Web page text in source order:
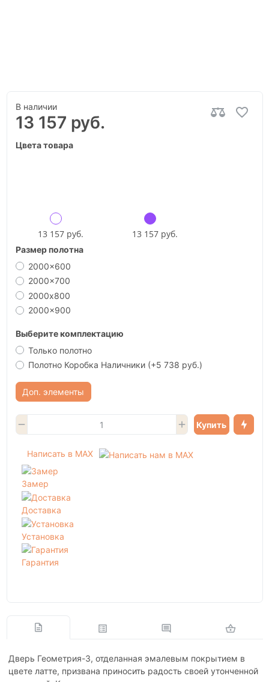
В наличии
13 157 руб.
Цвета товара
13 157 руб. 13 157 руб.
Размер полотна
2000x600
2000x700
2000х800
2000x900
Выберите комплектацию
Только полотно
Полотно Коробка Наличники (+5 738 руб.)
Доп. элементы
Купить
Написать в MAX
Замер
Доставка
Установка
Гарантия
Дверь Геометрия-3, отделанная эмалевым покрытием в
цвете латте, призвана приносить радость своей утонченной